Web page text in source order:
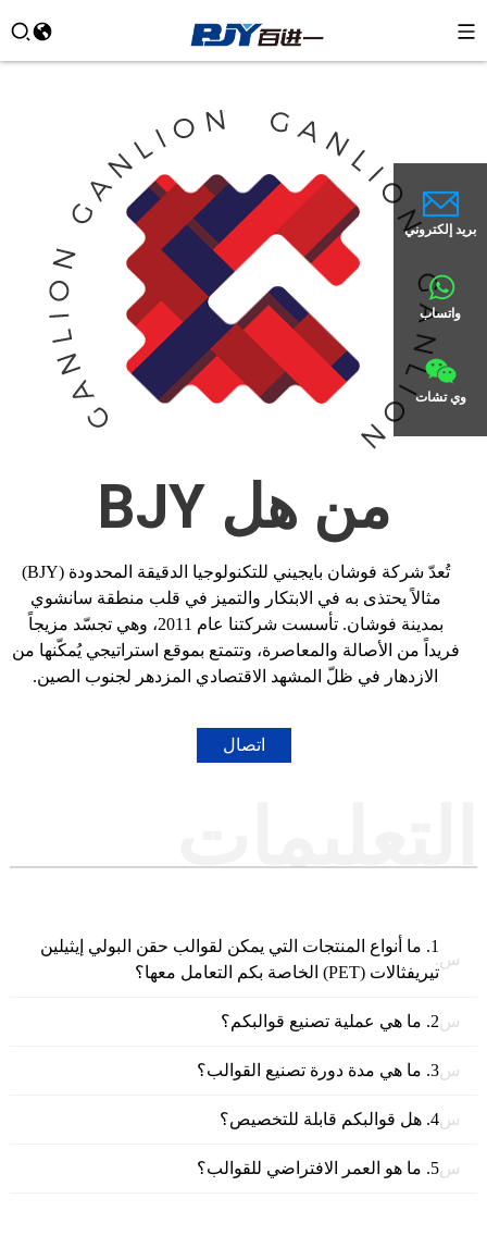
بريد إلكتروني
واتساب
وي تشات
من هل BJY
تُعدّ شركة فوشان بايجيني للتكنولوجيا الدقيقة المحدودة (BJY)
مثالاً يحتذى به في الابتكار والتميز في قلب منطقة سانشوي
بمدينة فوشان. تأسست شركتنا عام 2011، وهي تجسّد مزيجاً
فريداً من الأصالة والمعاصرة، وتتمتع بموقع استراتيجي يُمكّنها من
الازدهار في ظلّ المشهد الاقتصادي المزدهر لجنوب الصين.
اتصال
س.
1. ما أنواع المنتجات التي يمكن لقوالب حقن البولي إيثيلين
تيريفثالات (PET) الخاصة بكم التعامل معها؟
س.2. ما هي عملية تصنيع قوالبكم؟
س.3. ما هي مدة دورة تصنيع القوالب؟
س.4. هل قوالبكم قابلة للتخصيص؟
س.5. ما هو العمر الافتراضي للقوالب؟